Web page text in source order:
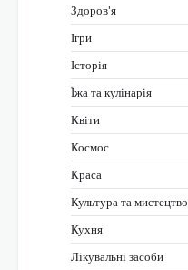
Здоров'я
Ігри
Історія
Їжа та кулінарія
Квіти
Космос
Краса
Культура та мистецтво
Кухня
Лікувальні засоби